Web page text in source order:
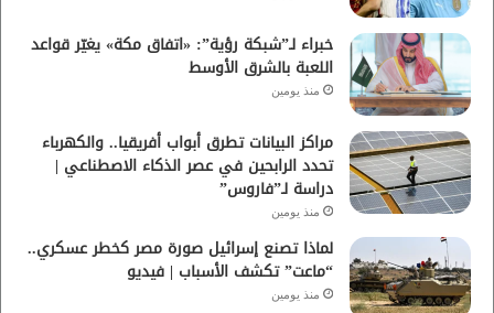
خبراء لـ”شبكة رؤية”: «اتفاق مكة» يغيّر قواعد
اللعبة بالشرق الأوسط
منذ يومين
مراكز البيانات تطرق أبواب أفريقيا.. والكهرباء
تحدد الرابحين في عصر الذكاء الاصطناعي |
دراسة لـ”فاروس”
منذ يومين
لماذا تصنع إسرائيل صورة مصر كخطر عسكري..
“ماعت” تكشف الأسباب | فيديو
منذ يومين